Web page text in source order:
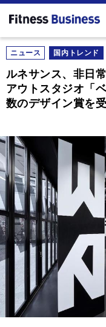
ニュース 国内トレンド
ルネサンス、非日
アウトスタジオ「
数のデザイン賞を